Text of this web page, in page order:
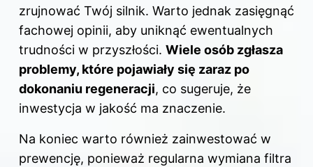
zrujnować Twój silnik. Warto jednak zasięgnąć
fachowej opinii, aby uniknąć ewentualnych
trudności w przyszłości. Wiele osób zgłasza
problemy, które pojawiały się zaraz po
dokonaniu regeneracji, co sugeruje, że
inwestycja w jakość ma znaczenie.
Na koniec warto również zainwestować w
prewencję, ponieważ regularna wymiana filtra